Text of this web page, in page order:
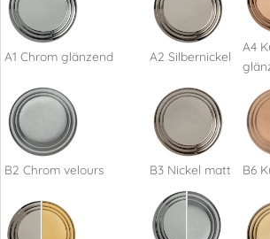
A1 Chrom glänzend A2 Silbernickel
A4
B2 Chrom velours B3 Nickel matt B6